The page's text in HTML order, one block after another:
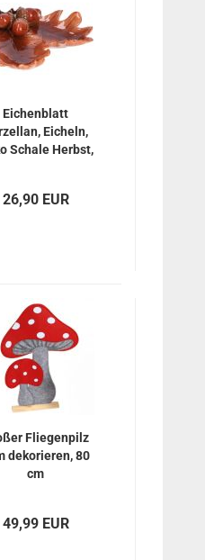
Eichenblatt
Eicheln,
Schale Herbst,
26,90 EUR
Fliegenpilz
dekorieren, 80
cm
49,99 EUR